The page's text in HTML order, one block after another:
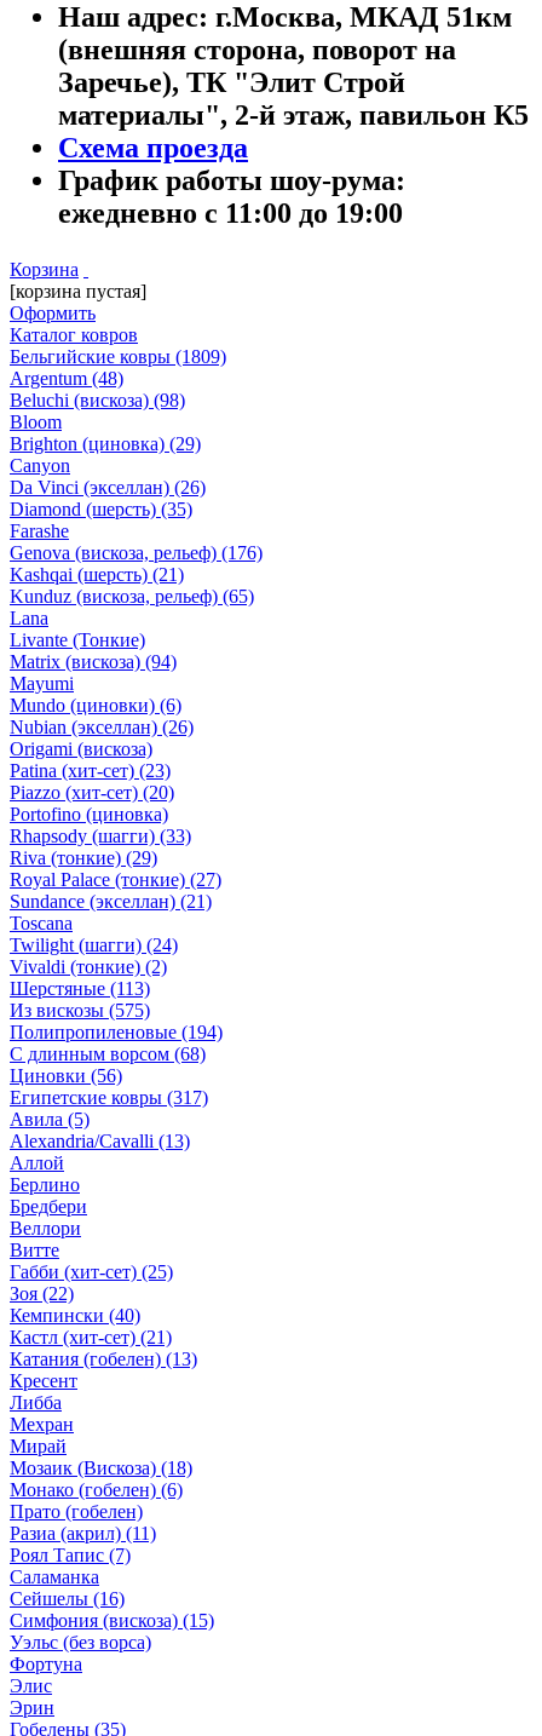
Наш адрес: г.Москва, МКАД 51км
(внешняя сторона, поворот на
Заречье), ТК "Элит Строй
материалы", 2-й этаж, павильон К5
Схема проезда
График работы шоу-рума:
ежедневно с 11:00 до 19:00
Корзина
[корзина пустая]
Оформить
Каталог ковров
Бельгийские ковры (1809)
Argentum (48)
Beluchi (вискоза) (98)
Bloom
Brighton (циновка) (29)
Canyon
Da Vinci (экселлан) (26)
Diamond (шерсть) (35)
Farashe
Genova (вискоза, рельеф) (176)
Kashqai (шерсть) (21)
Kunduz (вискоза, рельеф) (65)
Lana
Livante (Тонкие)
Matrix (вискоза) (94)
Mayumi
Mundo (циновки) (6)
Nubian (экселлан) (26)
Origami (вискоза)
Patina (хит-сет) (23)
Piazzo (хит-сет) (20)
Portofino (циновка)
Rhapsody (шагги) (33)
Riva (тонкие) (29)
Royal Palace (тонкие) (27)
Sundance (экселлан) (21)
Toscana
Twilight (шагги) (24)
Vivaldi (тонкие) (2)
Шерстяные (113)
Из вискозы (575)
Полипропиленовые (194)
С длинным ворсом (68)
Циновки (56)
Египетские ковры (317)
Авила (5)
Alexandria/Cavalli (13)
Аллой
Берлино
Бредбери
Веллори
Витте
Габби (хит-сет) (25)
Зоя (22)
Кемпински (40)
Кастл (хит-сет) (21)
Катания (гобелен) (13)
Кресент
Либба
Мехран
Мирай
Мозаик (Вискоза) (18)
Монако (гобелен) (6)
Прато (гобелен)
Разиа (акрил) (11)
Роял Тапис (7)
Саламанка
Сейшелы (16)
Симфония (вискоза) (15)
Уэльс (без ворса)
Фортуна
Элис
Эрин
Гобелены (35)